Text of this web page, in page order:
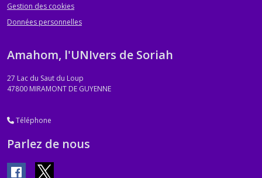
Coeur
Christal
Être
Soi
Rose
Blanc
Gestion des cookies
Données personnelles
Amahom, l'UNIvers de Soriah
27 Lac du Saut du Loup
47800 MIRAMONT DE GUYENNE
Téléphone
Parlez de nous